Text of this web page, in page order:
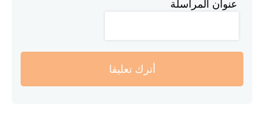
عنوان المراسلة
أترك تعليقا